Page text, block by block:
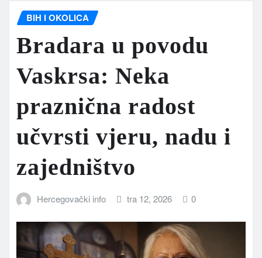
BIH I OKOLICA
Bradara u povodu
Vaskrsa: Neka
praznična radost
učvrsti vjeru, nadu i
zajedništvo
Hercegovački info tra 12, 2026 0